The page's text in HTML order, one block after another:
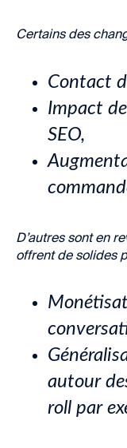
Certains des
Contact
Impact
SEO,
D’autres sont en
offrent de solides
autour
roll par